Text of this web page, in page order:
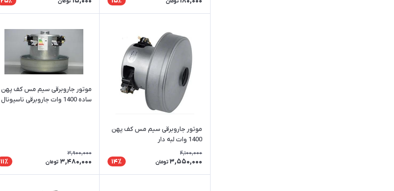
موتور جاروبرقی سیم مس کف پهن
1400 وات لبه دار
4,100,000
3,550,000 تومان 14٪
موتور جاروبرقی سیم مس کف پهن
ساده 1400 وات جاروبرقی ناسیونال
3,900,000
3,480,000 تومان 11٪